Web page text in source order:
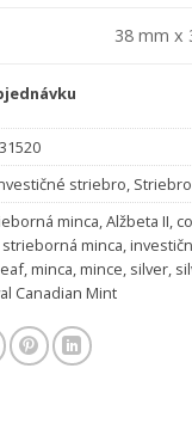
38 mm x
31520
striebro,
minca,Alžbeta II,
minca,
,minca,mince, silver,
Canadian Mint